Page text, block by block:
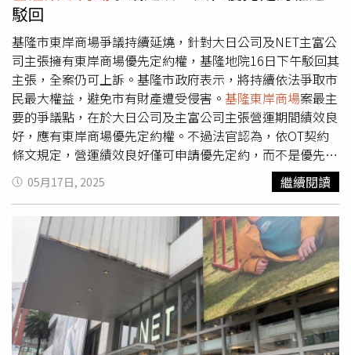
檢討，並透過司法釐清契約責任，後續將審慎因應、引以為
鑑，持續捍衛市產，嚴守財政紀律。
駁回
基隆市東岸商場爭議持續延燒，針對大日公司及NET主富公
司主張擁有東岸商場優先定約權，基隆地院16日下午駁回其
主張，全案仍可上訴。基隆市政府表示，將持續依法爭取市
民最大權益，避免市有財產遭受侵害。 基隆東岸商場案最主
要的爭議點，在於大日公司及主富公司主張營運期間績效良
好，應有東岸商場優先定約權。不過法官認為，依OT契約
條文規定，營運績效良好僅可申請優先定約，而不是優先取
得定約權，基隆市政府仍須依照《促進民間參與公共建設
法》的規定予以審查。基隆市政府依相關規定，要求大日公
司及主富公司提出資產總檢查等相關資料，也須在優先定約
申請日前，提出包括停車場及附屬事業的商場、各商家營運
收入情形等至少3年的財務狀況資料。不過，大日公司日前
僅提供2022年度的資產點交財產清冊，並未提出資產現況
檢查結果；財務部分也僅有大日公司片面提出的數字，並無
可佐證的資料，因此基隆市政府無從評估東岸停車場及商場
等資產現狀及大日公司的財務狀況。另外，由於大日公司已
經同意將東岸商場產權移轉登記給基隆市政府，法官也認為
05月17日, 2025 繼續閱讀